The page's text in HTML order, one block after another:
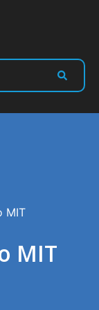
MIT
MIT